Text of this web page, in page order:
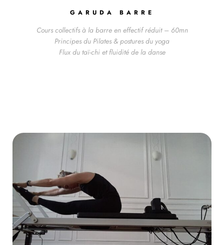
GARUDA BARRE
Cours collectifs à la barre en effectif réduit – 60mn
Principes du Pilates & postures du yoga
Flux du taï-chi et fluidité de la danse